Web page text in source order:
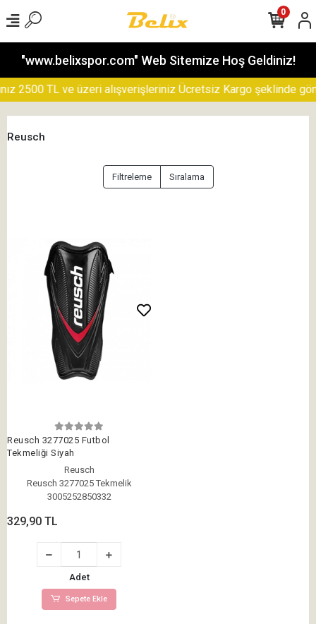
"www.belixspor.com" Web Sitemize Hoş Geldiniz!
2500 TL ve üzeri alışverişleriniz Ücretsiz Kargo şeklinde
0
Reusch
Filtreleme Sıralama
Reusch 3277025 Futbol
Tekmeliği Siyah
Reusch
Reusch 3277025 Tekmelik
3005252850332
329,90 TL
Adet
Sepete Ekle